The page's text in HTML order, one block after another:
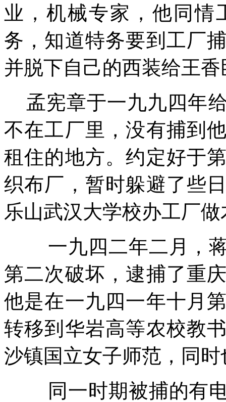
业，机械专家，他同情
务，知道特务要到工厂
并脱下自己的西装给王
孟宪章于一九九四年
不在工厂里，没有捕到
租住的地方。约定好于
织布厂，暂时躲避了些
乐山武汉大学校办工厂
一九四二年二月，
第二次破坏，逮捕了重
他是在一九四一年十月
转移到华岩高等农校教
沙镇国立女子师范，同
同一时期被捕的有